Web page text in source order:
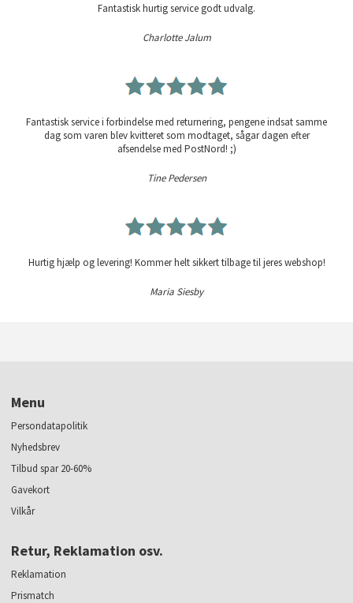
Fantastisk hurtig service godt udvalg.
Charlotte Jalum
Fantastisk service i forbindelse med returnering, pengene indsat samme
dag som varen blev kvitteret som modtaget, sågar dagen efter
afsendelse med PostNord! ;)
Tine Pedersen
Hurtig hjælp og levering! Kommer helt sikkert tilbage til jeres webshop!
Maria Siesby
Menu
Persondatapolitik
Nyhedsbrev
Tilbud spar 20-60%
Gavekort
Vilkår
Retur, Reklamation osv.
Reklamation
Prismatch